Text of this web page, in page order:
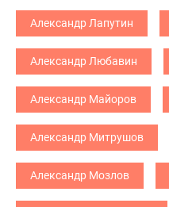
Александр Лапутин
Александр Любавин
Александр Майоров
Александр Митрушов
Александр Мозлов